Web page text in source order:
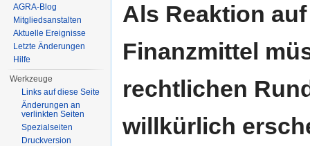
Als Reaktion
Finanzmittel
rechtlichen
willkürlich
AGRA-Blog
Mitgliedsanstalten
Aktuelle Ereignisse
Letzte Änderungen
Hilfe
Werkzeuge
Links auf diese Seite
Änderungen an
verlinkten Seiten
Spezialseiten
Druckversion